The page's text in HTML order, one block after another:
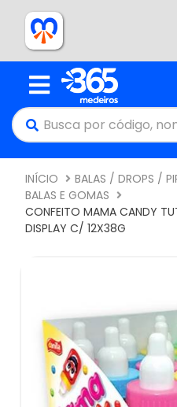
INÍCIO
BALAS / DROPS /
BALAS E GOMAS
CONFEITO MAMA CANDY
DISPLAY C/ 12X38G